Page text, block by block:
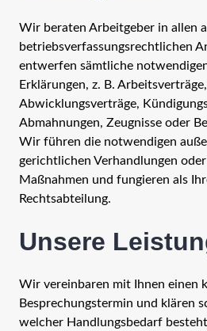
Wir beraten Arbeitgeber in allen
betriebsverfassungsrechtlichen
entwerfen sämtliche
Erklärungen, z. B.
Abwicklungsverträge,
Abmahnungen, Zeugnisse oder
Wir führen die notwendigen
gerichtlichen Verhandlungen
Maßnahmen und fungieren als
Rechtsabteilung.
Unsere
Wir vereinbaren mit Ihnen einen
Besprechungstermin und klären
welcher Handlungsbedarf